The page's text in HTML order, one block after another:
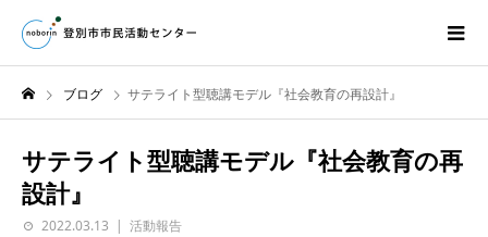
ブログ サテライト型聴講モデル『社会教育の再設計』
サテライト型聴講モデル『社会教育の再
設計』
2022.03.13 活動報告